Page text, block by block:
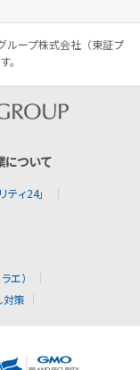
ループ株式会社（東証プ
。
について
ィ24」
エ）
対策